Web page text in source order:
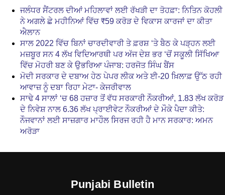
ਜਲੰਧਰ ਸੈਂਟਰਲ ਦੀਆਂ ਮਹਿਲਾਵਾਂ ਲਈ ਰੱਖੜੀ ਦਾ ਤੋਹਫ਼ਾ: ਨਿਤਿਨ ਕੋਹਲੀ
ਨੇ ਅਗਲੇ ਛੇ ਮਹੀਨਿਆਂ ਵਿੱਚ ₹59 ਕਰੋੜ ਦੇ ਵਿਕਾਸ ਕਾਰਜਾਂ ਦਾ ਕੀਤਾ
ਐਲਾਨ
ਸਾਲ 2022 ਵਿੱਚ ਬਿਨਾਂ ਚਾਰਦੀਵਾਰੀ ਤੇ ਫ਼ਰਸ਼ ‘ਤੇ ਬੈਠ ਕੇ ਪੜ੍ਹਨ ਲਈ
ਮਜ਼ਬੂਰ ਸਨ 4 ਲੱਖ ਵਿਦਿਆਰਥੀ ਪਰ ਅੱਜ ਦੇਸ਼ ਭਰ ‘ਚੋਂ ਸਕੂਲੀ ਸਿੱਖਿਆ
ਵਿੱਚ ਮੋਹਰੀ ਬਣ ਕੇ ਉਭਰਿਆ ਪੰਜਾਬ: ਹਰਜੋਤ ਸਿੰਘ ਬੈਂਸ
ਮੋਦੀ ਸਰਕਾਰ ਦੇ ਦਬਾਅ ਹੇਠ ਪੇਪਰ ਲੀਕ ਅਤੇ ਈ-20 ਖ਼ਿਲਾਫ਼ ਉੱਠ ਰਹੀ
ਆਵਾਜ਼ ਨੂੰ ਦਬਾ ਰਿਹਾ ਮੇਟਾ- ਕੇਜਰੀਵਾਲ
ਸਾਢੇ 4 ਸਾਲਾਂ ‘ਚ 68 ਹਜ਼ਾਰ ਤੋਂ ਵੱਧ ਸਰਕਾਰੀ ਨੌਕਰੀਆਂ, 1.83 ਲੱਖ ਕਰੋੜ
ਦੇ ਨਿਵੇਸ਼ ਨਾਲ 6.36 ਲੱਖ ਪ੍ਰਾਈਵੇਟ ਨੌਕਰੀਆਂ ਦੇ ਮੌਕੇ ਪੈਦਾ ਕੀਤੇ:
ਨੌਜਵਾਨਾਂ ਲਈ ਸਾਜ਼ਗਾਰ ਮਾਹੌਲ ਸਿਰਜ ਰਹੀ ਹੈ ਮਾਨ ਸਰਕਾਰ: ਅਮਨ
ਅਰੋੜਾ
Punjabi Bulletin